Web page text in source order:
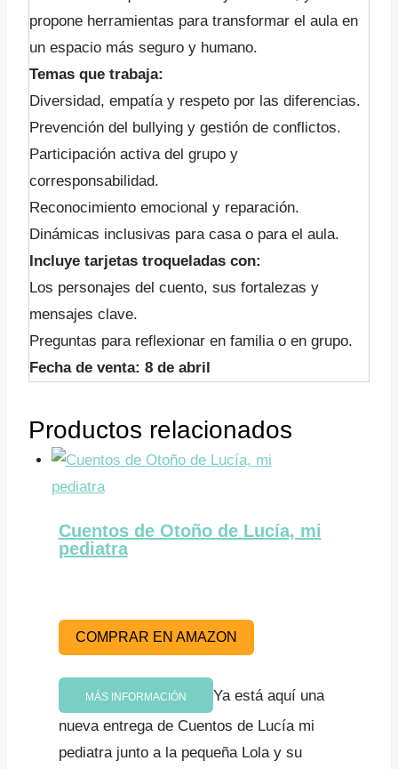
propone herramientas para transformar el aula en
un espacio más seguro y humano.
Temas que trabaja:
Diversidad, empatía y respeto por las diferencias.
Prevención del bullying y gestión de conflictos.
Participación activa del grupo y
corresponsabilidad.
Reconocimiento emocional y reparación.
Dinámicas inclusivas para casa o para el aula.
Incluye tarjetas troqueladas con:
Los personajes del cuento, sus fortalezas y
mensajes clave.
Preguntas para reflexionar en familia o en grupo.
Fecha de venta: 8 de abril
Productos relacionados
Cuentos de Otoño de Lucía, mi
pediatra
COMPRAR EN AMAZON
MÁS INFORMACIÓN
Ya está aquí una
nueva entrega de Cuentos de Lucía mi
pediatra junto a la pequeña Lola y su